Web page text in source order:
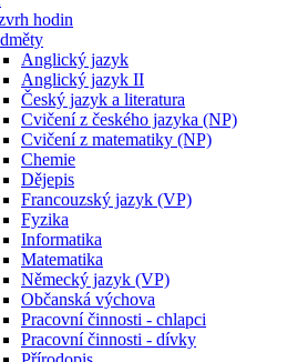
hodin
Anglický jazyk
Anglický jazyk II
Český jazyk a literatura
Cvičení z českého jazyka (NP)
Cvičení z matematiky (NP)
Chemie
Dějepis
Francouzský jazyk (VP)
Fyzika
Informatika
Matematika
Německý jazyk (VP)
Občanská výchova
Pracovní činnosti - chlapci
Pracovní činnosti - dívky